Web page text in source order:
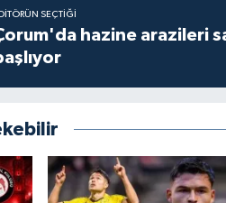
SEÇTIĞI
hazine arazileri